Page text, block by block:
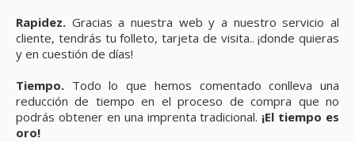
Rapidez. Gracias a nuestra web y a nuestro servicio al
cliente, tendrás tu folleto, tarjeta de visita.. ¡donde quieras
y en cuestión de días!
Tiempo. Todo lo que hemos comentado conlleva una
reducción de tiempo en el proceso de compra que no
podrás obtener en una imprenta tradicional. ¡El tiempo es
oro!